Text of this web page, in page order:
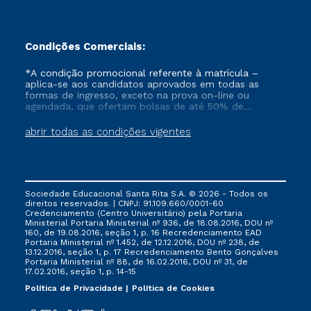
Condições Comerciais:
abrir todas as condições vigentes
*A condição promocional referente à matrícula –
aplica-se aos candidatos aprovados em todas as
formas de ingresso, exceto na prova on-line ou
agendada, que ofertam bolsas de até 50% de
que ainda não tenham efetivado e/ou não tenham
cancelado ou trancado sua matrícula em uma das
FIES, Prouni e outros programas governamentais, e
não se acumula com nenhuma outra campanha
ofertada pela Instituição.
Sociedade Educacional Santa Rita S.A. © 2026 - Todos os
direitos reservados. | CNPJ: 91.109.660/0001-60
Credenciamento (Centro Universitário) pela Portaria
Ministerial Portaria Ministerial nº 936, de 18.08.2016, DOU nº
160, de 19.08.2016, seção 1, p. 16 Recredenciamento EAD
Portaria Ministerial nº 1.452, de 12.12.2016, DOU nº 238, de
13.12.2016, seção 1, p. 17 Recredenciamento Bento Gonçalves
Portaria Ministerial nº 88, de 16.02.2016, DOU nº 31, de
17.02.2016, seção 1, p. 14-15
Política de Privacidade
Política de Cookies